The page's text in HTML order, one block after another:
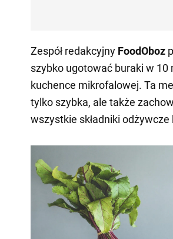
Zespół redakcyjny FoodOboz
szybko ugotować buraki w 10
kuchence mikrofalowej. Ta
tylko szybka, ale także
wszystkie składniki odżywcze